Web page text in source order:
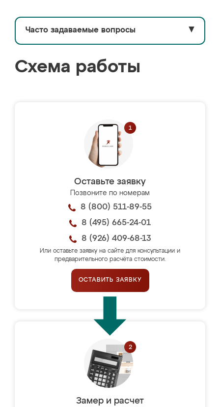
Часто задаваемые вопросы ▼
Схема работы
Оставьте заявку
Позвоните по номерам
8 (800) 511-89-55
8 (495) 665-24-01
8 (926) 409-68-13
Или оставьте заявку на сайте для консультации и
предварительного расчёта стоимости.
ОСТАВИТЬ ЗАЯВКУ
Замер и расчет